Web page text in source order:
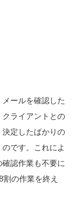
ールを確認した
ライアントとの
定したばかりの
です。これによ
認作業も不要に
の作業を終え